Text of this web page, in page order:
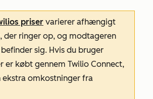
priser varierer afhængigt
der ringer op, og modtageren
sig. Hvis du bruger
er købt gennem Twilio Connect,
ekstra omkostninger fra